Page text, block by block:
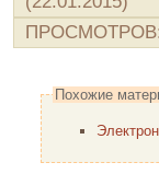
ПРОСМОТРОВ
Похожие